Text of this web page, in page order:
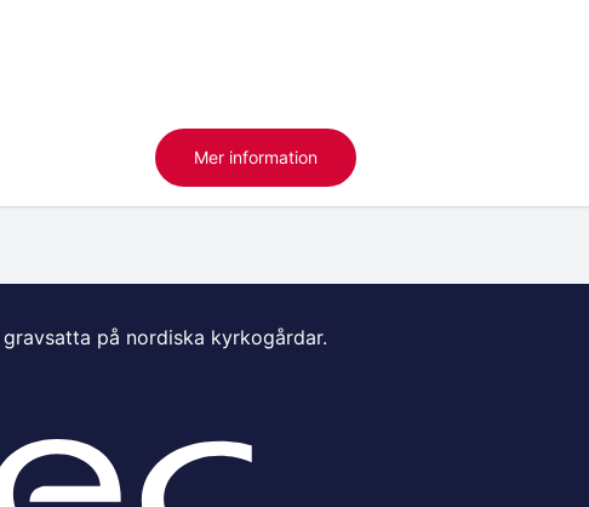
Mer information
på nordiska kyrkogårdar.